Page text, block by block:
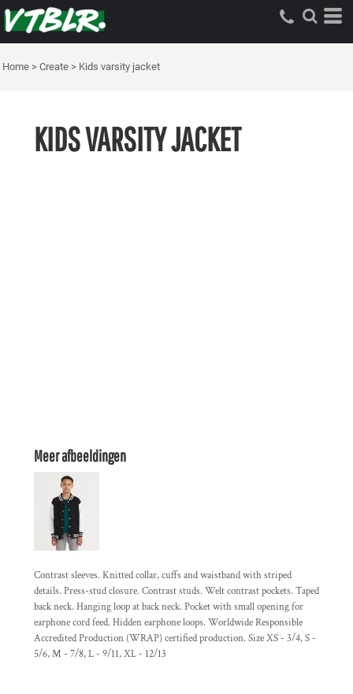
Home > Create > Kids varsity jacket
KIDS VARSITY JACKET
Meer afbeeldingen
Contrast sleeves. Knitted collar, cuffs and waistband with striped
details. Press-stud closure. Contrast studs. Welt contrast pockets. Taped
back neck. Hanging loop at back neck. Pocket with small opening for
earphone cord feed. Hidden earphone loops. Worldwide Responsible
Accredited Production (WRAP) certified production. Size XS - 3/4, S -
5/6, M - 7/8, L - 9/11, XL - 12/13